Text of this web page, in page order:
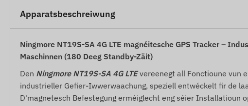
Apparatsbeschreiwung
Ningmore NT19S-SA 4G LTE magnéitesche GPS Tracker –
Maschinnen (180 Deeg Standby-Zäit)
Den Ningmore NT19S-SA 4G LTEvereenegt all Fonctioune vun
industrieller Gefier-Iwwerwaachung, speziell entwéckelt fir de
D'magnetesch Befestegung erméiglecht eng séier Installatioun